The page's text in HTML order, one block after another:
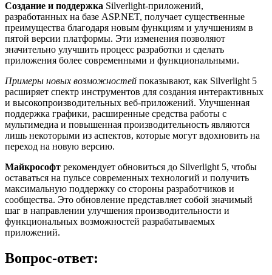
Создание и поддержка Silverlight-приложений,
разработанных на базе ASP.NET, получает существенные
преимущества благодаря новым функциям и улучшениям в
пятой версии платформы. Эти изменения позволяют
значительно улучшить процесс разработки и сделать
приложения более современными и функциональными.
Примеры новых возможностей показывают, как Silverlight 5
расширяет спектр инструментов для создания интерактивных
и высокопроизводительных веб-приложений. Улучшенная
поддержка графики, расширенные средства работы с
мультимедиа и повышенная производительность являются
лишь некоторыми из аспектов, которые могут вдохновить на
переход на новую версию.
Майкрософт рекомендует обновиться до Silverlight 5, чтобы
оставаться на пульсе современных технологий и получить
максимальную поддержку со стороны разработчиков и
сообщества. Это обновление представляет собой значимый
шаг в направлении улучшения производительности и
функциональных возможностей разрабатываемых
приложений.
Вопрос-ответ: